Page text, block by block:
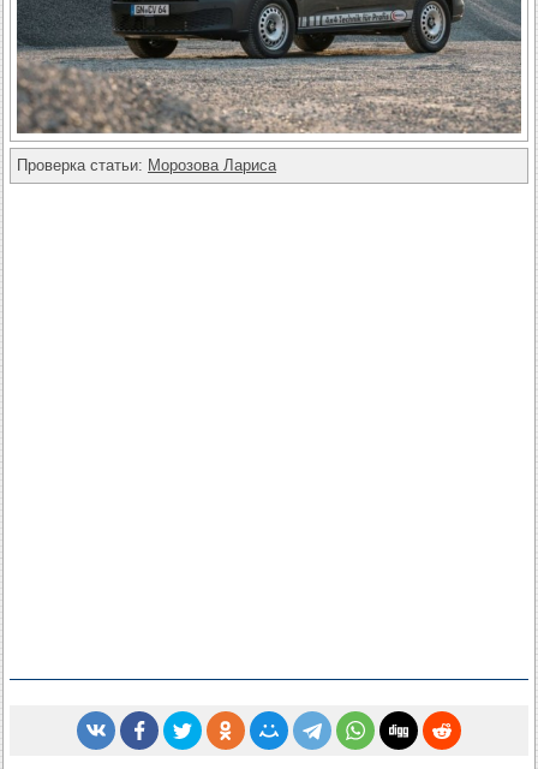
Проверка статьи: Морозова Лариса